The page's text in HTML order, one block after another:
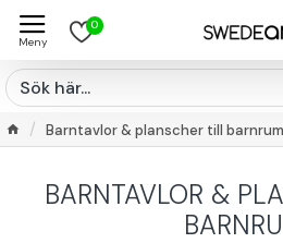
0
Barntavlor & planscher till barnrum
BARNTAVLOR &